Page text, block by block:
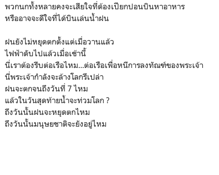
พวกนกทั้งหลายคงจะเสียใจที่ต้องเปียกปอนบินหาอาหาร
หรืออาจจะดีใจที่ได้บินเล่นน้ำฝน
ฝนยังไม่หยุดตกตั้งแต่เมื่อวานแล้ว
ไฟฟ้าดับไปแล้วเมื่อเช้านี้
นี่เราต้องรีบต่อเรือไหม...ต่อเรือเพื่อหนีการลงทัณฑ์ของพระเจ้า
นี่พระเจ้ากำลังจะล้างโลกรึเปล่า
ฝนจะตกจนถึงวันที่ 7 ไหม
แล้วในวันสุดท้ายน้ำจะท่วมโลก ?
ถึงวันนั้นฝนจะหยุดตกไหม
ถึงวันนั้นมนุษยชาติจะยังอยู่ไหม